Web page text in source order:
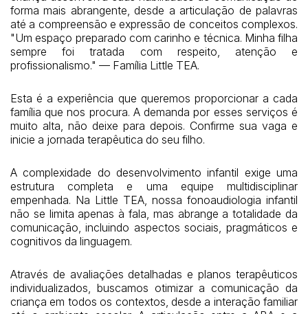
forma mais abrangente, desde a articulação de palavras
até a compreensão e expressão de conceitos complexos.
"Um espaço preparado com carinho e técnica. Minha filha
sempre foi tratada com respeito, atenção e
profissionalismo." — Família Little TEA.
Esta é a experiência que queremos proporcionar a cada
família que nos procura. A demanda por esses serviços é
muito alta, não deixe para depois. Confirme sua vaga e
inicie a jornada terapêutica do seu filho.
A complexidade do desenvolvimento infantil exige uma
estrutura completa e uma equipe multidisciplinar
empenhada. Na Little TEA, nossa fonoaudiologia infantil
não se limita apenas à fala, mas abrange a totalidade da
comunicação, incluindo aspectos sociais, pragmáticos e
cognitivos da linguagem.
Através de avaliações detalhadas e planos terapêuticos
individualizados, buscamos otimizar a comunicação da
criança em todos os contextos, desde a interação familiar